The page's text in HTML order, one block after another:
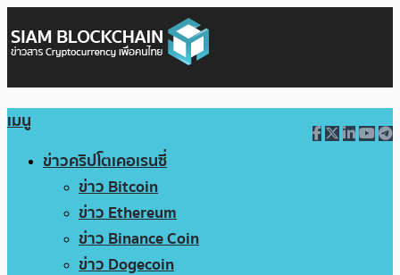
เมนู
ข่าวคริปโตเคอเรนซี่
ข่าว Bitcoin
ข่าว Ethereum
ข่าว Binance Coin
ข่าว Dogecoin